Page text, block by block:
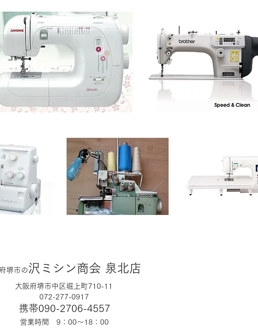
堺市の沢ミシン商会 泉北店
大阪府堺市中区堀上町710-11
072-277-0917
携帯090-2706-4557
営業時間 9：00～18：00